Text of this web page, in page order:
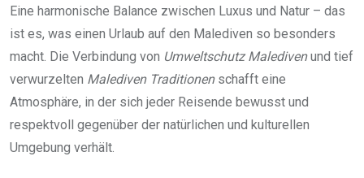
Eine harmonische Balance zwischen Luxus und Natur – das
ist es, was einen Urlaub auf den Malediven so besonders
macht. Die Verbindung von Umweltschutz Maledivenund tief
verwurzelten Malediven Traditionenschafft eine
Atmosphäre, in der sich jeder Reisende bewusst und
respektvoll gegenüber der natürlichen und kulturellen
Umgebung verhält.